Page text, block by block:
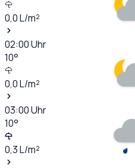
0,0L/m²
02:00Uhr
10°
0,0L/m²
03:00Uhr
10°
0,3L/m²